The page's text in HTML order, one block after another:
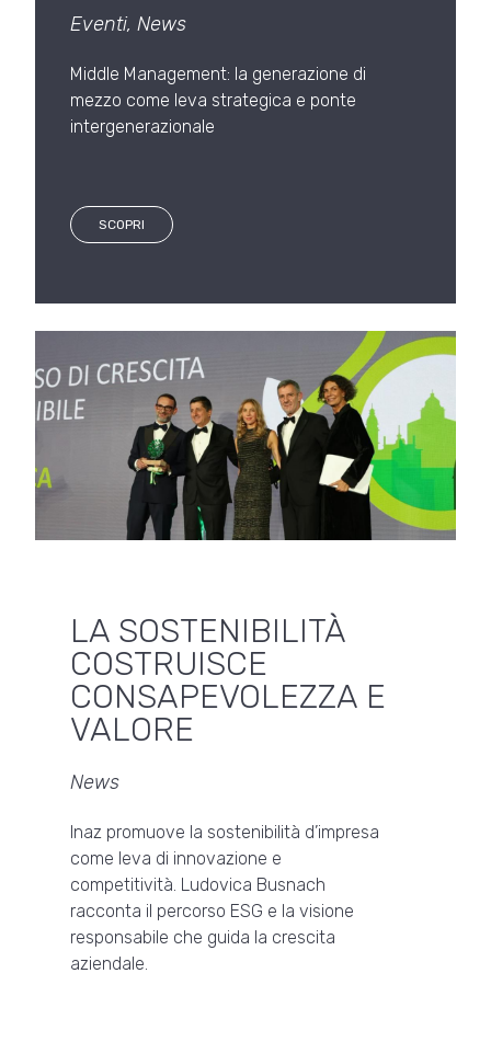
Eventi, News
Middle Management: la generazione di
mezzo come leva strategica e ponte
intergenerazionale
SCOPRI
LA SOSTENIBILITÀ
COSTRUISCE
CONSAPEVOLEZZA E
VALORE
News
Inaz promuove la sostenibilità d’impresa
come leva di innovazione e
competitività. Ludovica Busnach
racconta il percorso ESG e la visione
responsabile che guida la crescita
aziendale.